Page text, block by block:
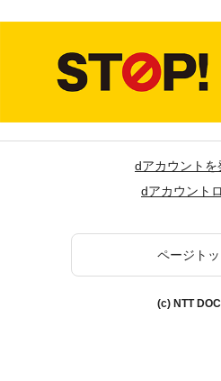
dアカウントを
dアカウント
ページト
(c) NTT